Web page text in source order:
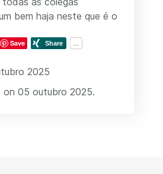
bem haja neste que é o
Save
2025
on 05 outubro 2025.